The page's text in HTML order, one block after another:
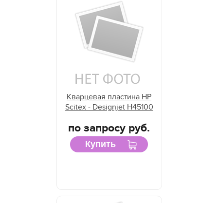
Кварцевая пластина HP
Scitex - Designjet H45100
по запросу руб.
Купить